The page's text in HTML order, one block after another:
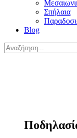
Σπήλαια
Blog